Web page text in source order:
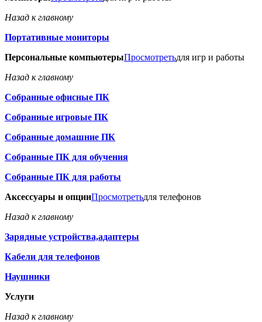
Назад к главному
Портативные мониторы
Персональные компьютерыПросмотретьдля игр и работы
Назад к главному
Собранные офисные ПК
Собранные игровые ПК
Собранные домашние ПК
Собранные ПК для обучения
Собранные ПК для работы
Аксессуары и опцииПросмотретьдля телефонов
Назад к главному
Зарядные устройства,адаптеры
Кабели для телефонов
Наушники
Услуги
Назад к главному